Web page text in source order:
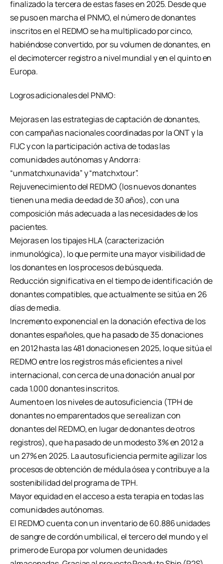
finalizado la tercera de estas fases en 2025. Desde que
se puso en marcha el PNMO, el número de donantes
inscritos en el REDMO se ha multiplicado por cinco,
habiéndose convertido, por su volumen de donantes, en
el decimotercer registro a nivel mundial y en el quinto en
Europa.
Logros adicionales del PNMO:
Mejoras en las estrategias de captación de donantes,
con campañas nacionales coordinadas por la ONT y la
FIJC y con la participación activa de todas las
comunidades autónomas y Andorra:
“unmatchxunavida” y “matchxtour”.
Rejuvenecimiento del REDMO (los nuevos donantes
tienen una media de edad de 30 años), con una
composición más adecuada a las necesidades de los
pacientes.
Mejoras en los tipajes HLA (caracterización
inmunológica), lo que permite una mayor visibilidad de
los donantes en los procesos de búsqueda.
Reducción significativa en el tiempo de identificación de
donantes compatibles, que actualmente se sitúa en 26
días de media.
Incremento exponencial en la donación efectiva de los
donantes españoles, que ha pasado de 35 donaciones
en 2012 hasta las 481 donaciones en 2025, lo que sitúa el
REDMO entre los registros más eficientes a nivel
internacional, con cerca de una donación anual por
cada 1.000 donantes inscritos.
Aumento en los niveles de autosuficiencia (TPH de
donantes no emparentados que se realizan con
donantes del REDMO, en lugar de donantes de otros
registros), que ha pasado de un modesto 3% en 2012 a
un 27% en 2025. La autosuficiencia permite agilizar los
procesos de obtención de médula ósea y contribuye a la
sostenibilidad del programa de TPH.
Mayor equidad en el acceso a esta terapia en todas las
comunidades autónomas.
El REDMO cuenta con un inventario de 60.886 unidades
de sangre de cordón umbilical, el tercero del mundo y el
primero de Europa por volumen de unidades